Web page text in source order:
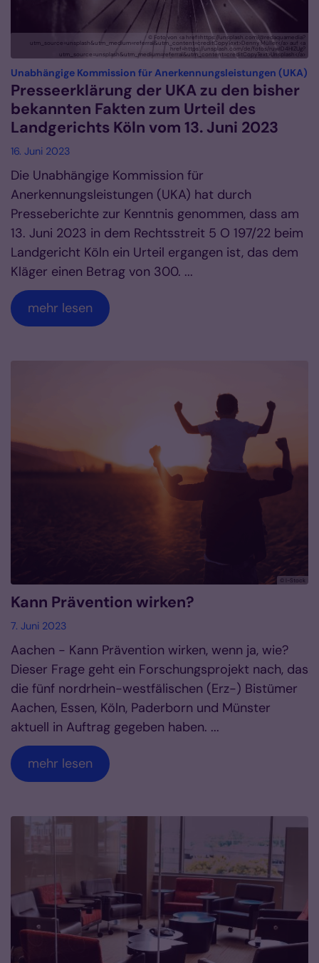
© Foto von <a href=https://unsplash.com/@redaquamedia?
utm_source=unsplash&utm_medium=referral&utm_content=creditCopyText>Denny Müller</a> auf <a
href=https://unsplash.com/de/fotos/ruwID4HIZUg?
utm_source=unsplash&utm_medium=referral&utm_content=creditCopyText>Unsplash</a>
Unabhängige Kommission für Anerkennungsleistungen (UKA)
Presseerklärung der UKA zu den bisher
bekannten Fakten zum Urteil des
Landgerichts Köln vom 13. Juni 2023
16. Juni 2023
Die Unabhängige Kommission für
Anerkennungsleistungen (UKA) hat durch
Presseberichte zur Kenntnis genommen, dass am
13. Juni 2023 in dem Rechtsstreit 5 O 197/22 beim
Landgericht Köln ein Urteil ergangen ist, das dem
Kläger einen Betrag von 300. ...
mehr lesen
© I-Stock
Kann Prävention wirken?
7. Juni 2023
Aachen - Kann Prävention wirken, wenn ja, wie?
Dieser Frage geht ein Forschungsprojekt nach, das
die fünf nordrhein-westfälischen (Erz-) Bistümer
Aachen, Essen, Köln, Paderborn und Münster
aktuell in Auftrag gegeben haben. ...
mehr lesen